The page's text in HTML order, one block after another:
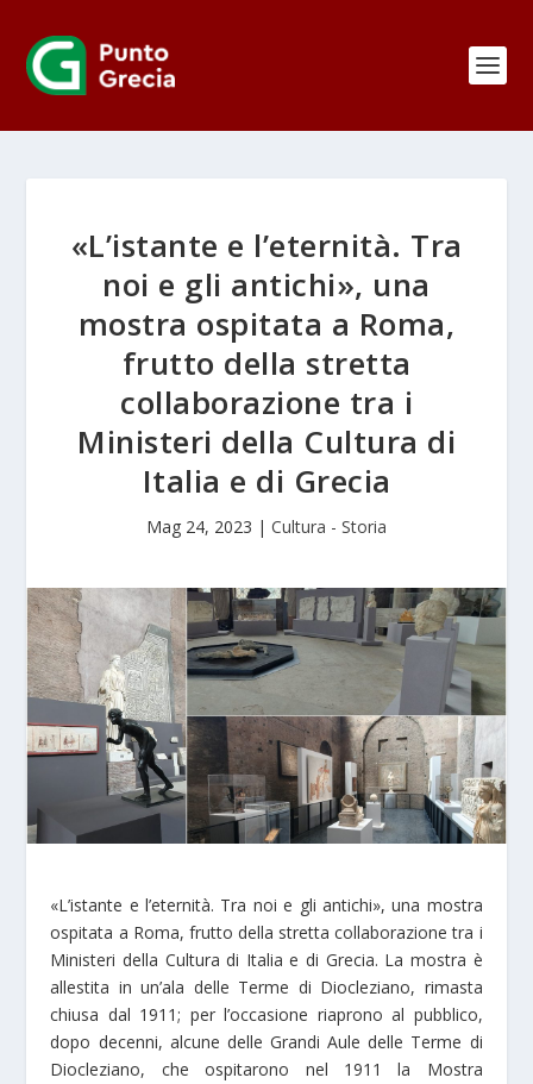
«L’istante e l’eternità. Tra
noi e gli antichi», una
mostra ospitata a Roma,
frutto della stretta
collaborazione tra i
Ministeri della Cultura di
Italia e di Grecia
Mag 24, 2023 | Cultura - Storia
«L’istante e l’eternità. Tra noi e gli antichi», una mostra
ospitata a Roma, frutto della stretta collaborazione tra i
Ministeri della Cultura di Italia e di Grecia. La mostra è
allestita in un’ala delle Terme di Diocleziano, rimasta
chiusa dal 1911; per l’occasione riaprono al pubblico,
dopo decenni, alcune delle Grandi Aule delle Terme di
Diocleziano, che ospitarono nel 1911 la Mostra